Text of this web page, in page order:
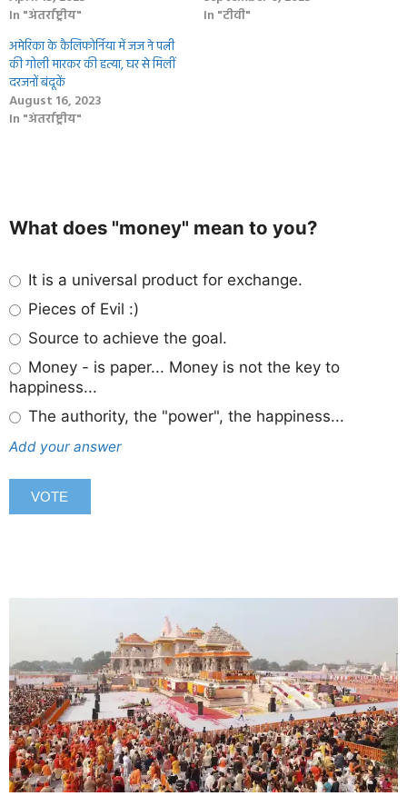
In "अंतर्राष्ट्रीय"
In "टीवी"
अमेरिका के कैलिफोर्निया में जज ने पत्नी
की गोली मारकर की हत्या, घर से मिलीं
दरजनों बंदूकें
August 16, 2023
In "अंतर्राष्ट्रीय"
What does "money" mean to you?
It is a universal product for exchange.
Pieces of Evil :)
Source to achieve the goal.
Money - is paper... Money is not the key to
happiness...
The authority, the "power", the happiness...
Add your answer